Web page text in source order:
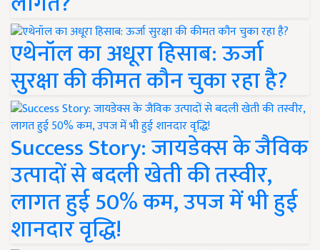
एथेनॉल का अधूरा हिसाब: ऊर्जा
सुरक्षा की कीमत कौन चुका रहा है?
Success Story: जायडेक्स के जैविक
उत्पादों से बदली खेती की तस्वीर,
लागत हुई 50% कम, उपज में भी हुई
शानदार वृद्धि!